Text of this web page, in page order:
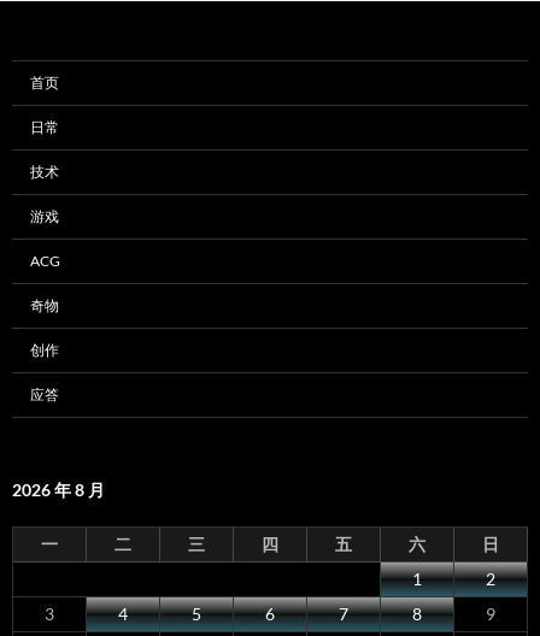
首页
日常
技术
游戏
ACG
奇物
创作
应答
2026 年 8 月
一 二 三 四 五 六
日
1
2
3
4 5 6 7 8
9